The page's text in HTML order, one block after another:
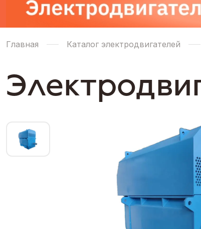
Главная Каталог электродвигателей